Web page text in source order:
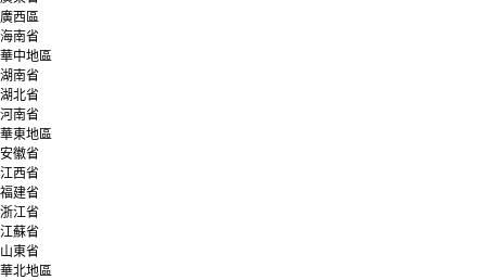
廣西區
海南省
華中地區
湖南省
湖北省
河南省
華東地區
安徽省
江西省
福建省
浙江省
江蘇省
山東省
華北地區